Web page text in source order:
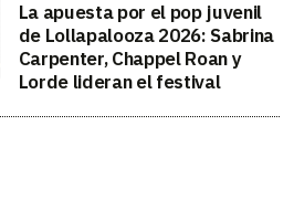
La apuesta por el pop juvenil
de Lollapalooza 2026: Sabrina
Carpenter, Chappel Roan y
Lorde lideran el festival